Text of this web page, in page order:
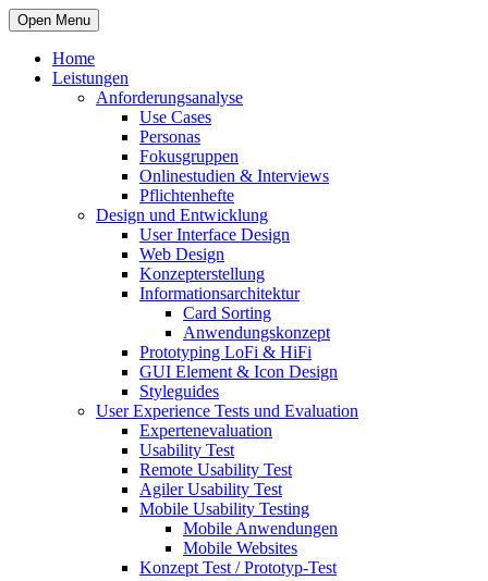
Open Menu
Home
Leistungen
Anforderungsanalyse
Use Cases
Personas
Fokusgruppen
Onlinestudien & Interviews
Pflichtenhefte
Design und Entwicklung
User Interface Design
Web Design
Konzepterstellung
Informationsarchitektur
Card Sorting
Anwendungskonzept
Prototyping LoFi & HiFi
GUI Element & Icon Design
Styleguides
User Experience Tests und Evaluation
Expertenevaluation
Usability Test
Remote Usability Test
Agiler Usability Test
Mobile Usability Testing
Mobile Anwendungen
Mobile Websites
Konzept Test / Prototyp-Test